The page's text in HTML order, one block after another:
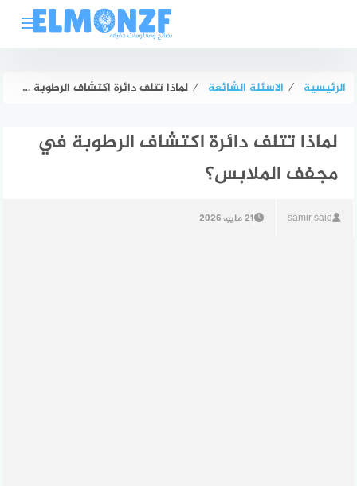
الرئيسية ⁄ الاسئلة الشائعة ⁄ لماذا تتلف دائرة اكتشاف الرطوبة في مجفف الملابس؟
لماذا تتلف دائرة اكتشاف الرطوبة في
مجفف الملابس؟
samir said 21 مايو، 2026